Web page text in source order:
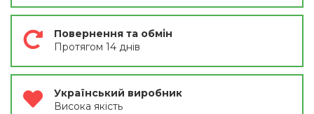
Повернення та обмін
Протягом 14 днів
Український виробник
Висока якість